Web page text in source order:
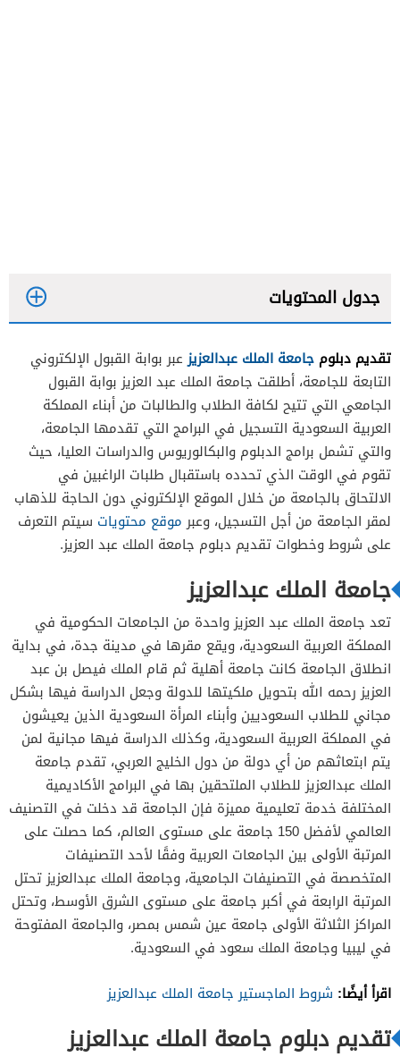
جدول المحتويات
تقديم دبلوم جامعة الملك عبدالعزيزعبر بوابة القبول الإلكتروني
التابعة للجامعة، أطلقت جامعة الملك عبد العزيز بوابة القبول
الجامعي التي تتيح لكافة الطلاب والطالبات من أبناء المملكة
العربية السعودية التسجيل في البرامج التي تقدمها الجامعة،
والتي تشمل برامج الدبلوم والبكالوريوس والدراسات العليا، حيث
تقوم في الوقت الذي تحدده باستقبال طلبات الراغبين في
الالتحاق بالجامعة من خلال الموقع الإلكتروني دون الحاجة للذهاب
لمقر الجامعة من أجل التسجيل، وعبرموقع محتويات سيتم التعرف
على شروط وخطوات تقديم دبلوم جامعة الملك عبد العزيز.
جامعة الملك عبدالعزيز
تعد جامعة الملك عبد العزيز واحدة من الجامعات الحكومية في
المملكة العربية السعودية، ويقع مقرها في مدينة جدة، في بداية
انطلاق الجامعة كانت جامعة أهلية ثم قام الملك فيصل بن عبد
العزيز رحمه الله بتحويل ملكيتها للدولة وجعل الدراسة فيها بشكل
مجاني للطلاب السعوديين وأبناء المرأة السعودية الذين يعيشون
في المملكة العربية السعودية، وكذلك الدراسة فيها مجانية لمن
يتم ابتعاثهم من أي دولة من دول الخليج العربي، تقدم جامعة
الملك عبدالعزيز للطلاب الملتحقين بها في البرامج الأكاديمية
المختلفة خدمة تعليمية مميزة فإن الجامعة قد دخلت في التصنيف
العالمي لأفضل 150 جامعة على مستوى العالم، كما حصلت على
المرتبة الأولى بين الجامعات العربية وفقًا لأحد التصنيفات
المتخصصة في التصنيفات الجامعية، وجامعة الملك عبدالعزيز تحتل
المرتبة الرابعة في أكبر جامعة على مستوى الشرق الأوسط، وتحتل
المراكز الثلاثة الأولى جامعة عين شمس بمصر، والجامعة المفتوحة
في ليبيا وجامعة الملك سعود في السعودية.
اقرأ أيضًا: شروط الماجستير جامعة الملك عبدالعزيز
تقديم دبلوم جامعة الملك عبدالعزيز